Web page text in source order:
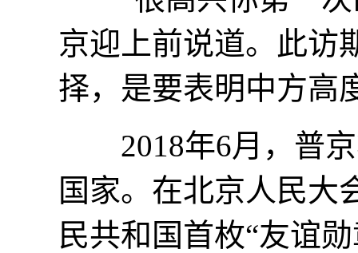
京迎上前说道。此访
择，是要表明中方高
2018年6月，普京
国家。在北京人民大
民共和国首枚“友谊